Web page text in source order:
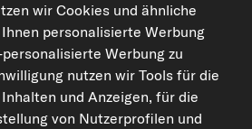
carpardoo.nl
carpardoo.fr
wir Cookies und ähnliche
personalisierte Werbung
Werbung zu
nutzen wir Tools für die
und Anzeigen, für die
von Nutzerprofilen und